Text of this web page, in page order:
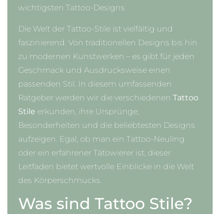
wichtigsten Tattoo-Designs
Die Welt der Tattoo-Stile ist vielfältig und
faszinierend. Von traditionellen Designs bis hin
zu modernen Kunstwerken – es gibt für jeden
Geschmack und Ausdrucksweise einen
passenden Stil. In diesem umfassenden
Ratgeber werden wir die verschiedenenTattoo
Stile erkunden, ihre Ursprünge,
Besonderheiten und die beliebtesten Designs
aufzeigen. Egal, ob man ein Tattoo-Neuling
oder ein erfahrener Tätowierer ist, dieser
Leitfaden bietet wertvolle Einblicke in die Welt
des Körperschmucks.
Was sind Tattoo Stile?